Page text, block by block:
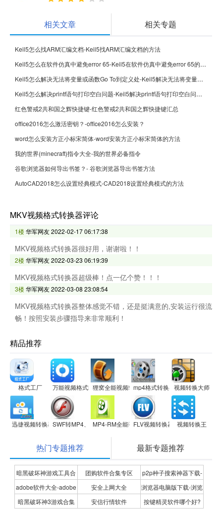
相关文章 相关专题
Keil5怎么找ARM汇编文档-Keil5找ARM汇编文档的方法
Keil5怎么在软件仿真中避免error 65-Keil5在软件仿真中避免error 65的方法
Keil5怎么解决无法将变量或函数Go To到定义处-Keil5解决无法将变量或函数Go To到定义处的方法
Keil5怎么解决printf语句打印空白问题-Keil5解决printf语句打印空白问题的方法
红色警戒2共和国之辉快捷键-红色警戒2共和国之辉快捷键汇总
office2016怎么激活密钥？-office2016怎么安装？
word怎么安装方正小标宋简体-word安装方正小标宋简体的方法
我的世界(minecraft)指令大全-我的世界必备指令
谷歌浏览器如何导出书签？- 谷歌浏览器导出书签方法
AutoCAD2018怎么设置经典模式-CAD2018设置经典模式的方法
MKV视频格式转换器评论
1楼华军网友2022-02-17 06:17:38
MKV视频格式转换器很好用，谢谢啦！！
2楼华军网友2022-03-23 06:19:39
MKV视频格式转换器超级棒！点一亿个赞！！！
3楼华军网友2022-03-08 23:08:54
MKV视频格式转换器整体感觉不错，还是挺满意的,安装运行很流
畅！按照安装步骤指导来非常顺利！
精品推荐
格式工厂 万能视频格式转换器狸窝全能视频转换器mp4格式转换器视频转换大师
迅捷视频转换器SWF转MP4、FLV、3GP转换器
MP4-RM全能视频转换专家
FLV视频转换器 视频转换王
热门专题推荐 最新专题推荐
暗黑破坏神游戏工具合
集
团购软件合集专区
p2p种子搜索神器下载-
P2P种子搜索神器专题
adobe软件大全-adobe
全系列软件下载-adobe
安全上网大全
浏览器电脑版下载-浏览
器下载合集
暗黑破坏神3游戏合集 安信行情软件
按键精灵软件哪个好?